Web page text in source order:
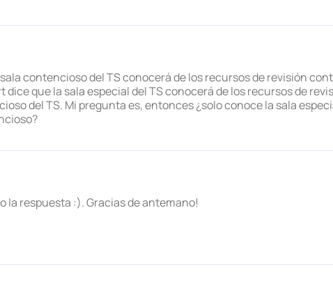
contencioso del TS conocerá de los recursos de revisión
dice que la sala especial del TS conocerá de los recursos de
del TS. Mi pregunta es, entonces ¿solo conoce la sala
la respuesta :). Gracias de antemano!